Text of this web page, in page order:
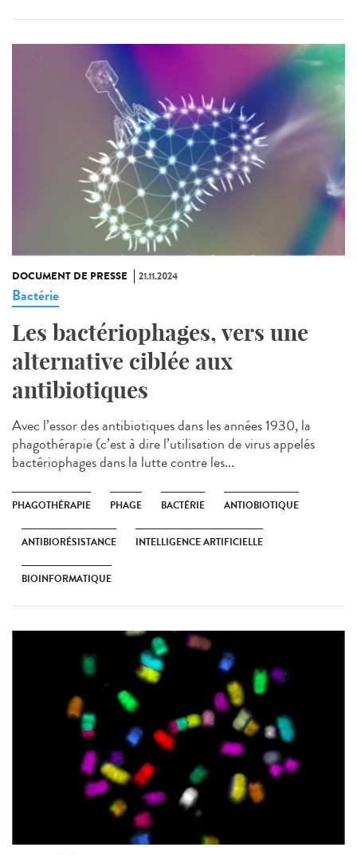
DOCUMENT DE PRESSE 21.11.2024
Bactérie
Les bactériophages, vers une
alternative ciblée aux
antibiotiques
Avec l’essor des antibiotiques dans les années 1930, la
phagothérapie (c’est à dire l’utilisation de virus appelés
bactériophages dans la lutte contre les...
PHAGOTHÉRAPIE PHAGE BACTÉRIE ANTIOBIOTIQUE
ANTIBIORÉSISTANCE INTELLIGENCE ARTIFICIELLE
BIOINFORMATIQUE